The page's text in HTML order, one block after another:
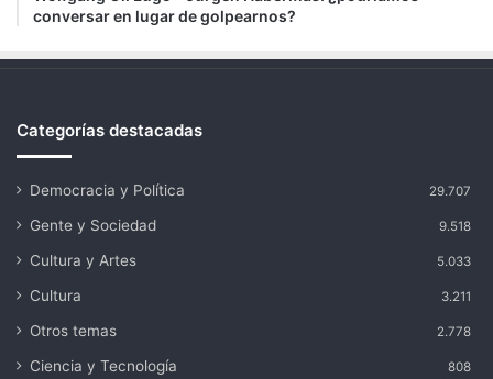
conversar en lugar de golpearnos?
Categorías destacadas
Democracia y Política 29.707
Gente y Sociedad 9.518
Cultura y Artes 5.033
Cultura 3.211
Otros temas 2.778
Ciencia y Tecnología 808